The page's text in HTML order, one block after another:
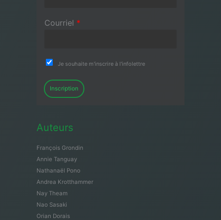
Courriel *
Je souhaite m'inscrire à l'infolettre
Inscription
Auteurs
François Grondin
Annie Tanguay
Nathanaël Pono
Andrea Krotthammer
Nay Theam
Nao Sasaki
Orian Dorais